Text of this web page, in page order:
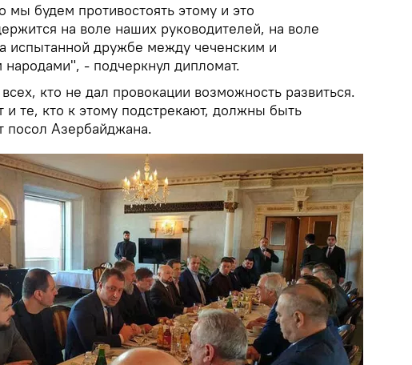
мы будем противостоять этому и это
на воле наших руководителей, на воле
испытанной дружбе между чеченским и
- подчеркнул дипломат.
кто не дал провокации возможность развиться.
и те, кто к этому подстрекают, должны быть
посол Азербайджана.